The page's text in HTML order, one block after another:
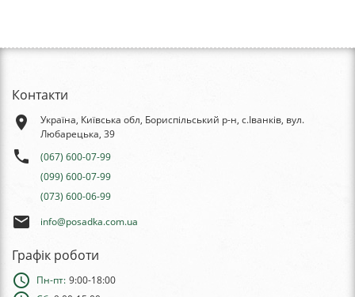
Контакти
place
Україна, Київська обл, Бориспільський р-н, с.Іванків, вул.
Любарецька, 39
phone
(067) 600-07-99
(099) 600-07-99
(073) 600-06-99
email info@posadka.com.ua
Графік роботи
schedule Пн-пт: 9:00-18:00